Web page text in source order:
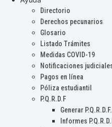
Directorio
Derechos pecunarios
Glosario
Listado Trámites
Medidas COVID-19
Notificaciones
Pagos en línea
Póliza estudiantil
P.Q.R.D.F
Generar P.Q.R.D.F.
Informes